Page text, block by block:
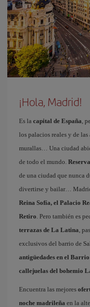
¡Hola, Madrid!
Es la capital de España,
los palacios reales y de
murallas… Una ciudad
de todo el mundo.
de una ciudad que nunca
divertirse y bailar…
Reina Sofía, el Palacio
Retiro. Pero también es
terrazas de La Latina,
exclusivos del barrio de
antigüedades en el
callejuelas del bohemio
Encuentra las mejores
noche madrileña en la